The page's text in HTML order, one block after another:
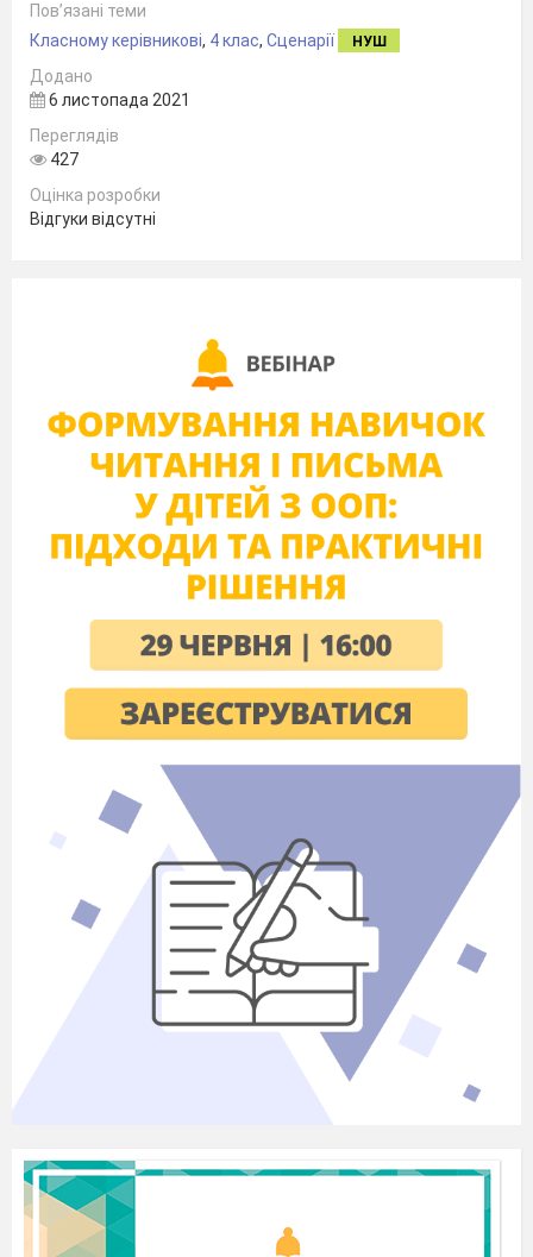
зустрічаються, знайомляться і
звичайно навчаються.
Школа – це місце, де вчителі вимагають
від учнів знань з усіх предметів. У той
час, як самі знають лише один. А
скільки в цьому морі знань підводних
Ведучий. –Ну от уроки малювання,
вивчали: катети і гіпотенузи, абсциси і
ординати. А чого тільки задачі варті? Це
ж треба придумати таке: « Перевезіть
капусту, козу і вовка в одному човні на
інший берег і при цьому, щоб вони один
одного не з’їли»
А написати контрольну роботу? Це просто
героїчний вчинок. Дивимось.
СЦЕНКА
під фонограми пісень
(Учні сидять на стільчиках, вчителька біля
дошки з указкою. Дзвінок)
сил потрібно! Що тільки учні не роблять,
щоб полегшити собі навчання. Навіть
звертаються по допомогу до магів і
чаклунів. Хоча я не впевнена, що це
допомагає.
(Виходить чаклунка, крутить магічний шар.
З іншого боку виходить хлопчик)
Нічого собі у вас дзвоник!
Знов ти?... Ну проходь
Що на цей раз?
Я все робив як ви казали.
Нічого не допомогло.
Книжку під подушку клав?
вночі ніяк не залазило. Так
вдома забув.
Пов’язані теми
Класному керівникові, 4 клас, Сценарії НУШ
Додано
6 листопада 2021
Переглядів
427
Оцінка розробки
Відгуки відсутні